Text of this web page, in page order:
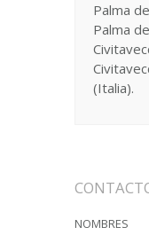
Palma
Palma
(Italia).
NOMBRES